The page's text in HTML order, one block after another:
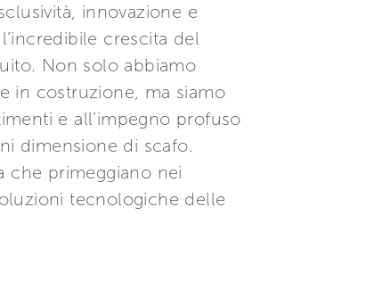
innovazione e
crescita del
Non solo abbiamo
in costruzione, ma siamo
e all’impegno profuso
dimensione di scafo.
che primeggiano nei
tecnologiche delle